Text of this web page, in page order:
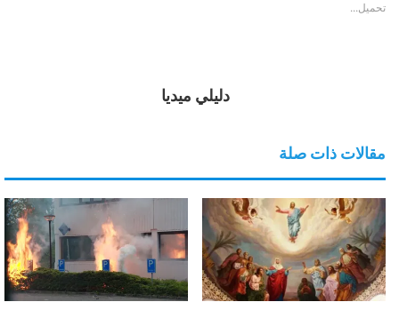
تحميل...
دليلي ميديا
مقالات ذات صلة